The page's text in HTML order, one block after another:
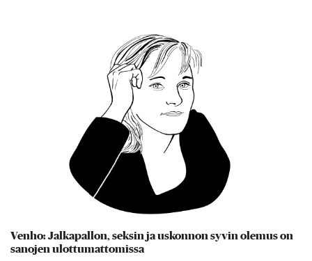
Venho: Jalkapallon, seksin ja uskonnon syvin olemus on
sanojen ulottumattomissa